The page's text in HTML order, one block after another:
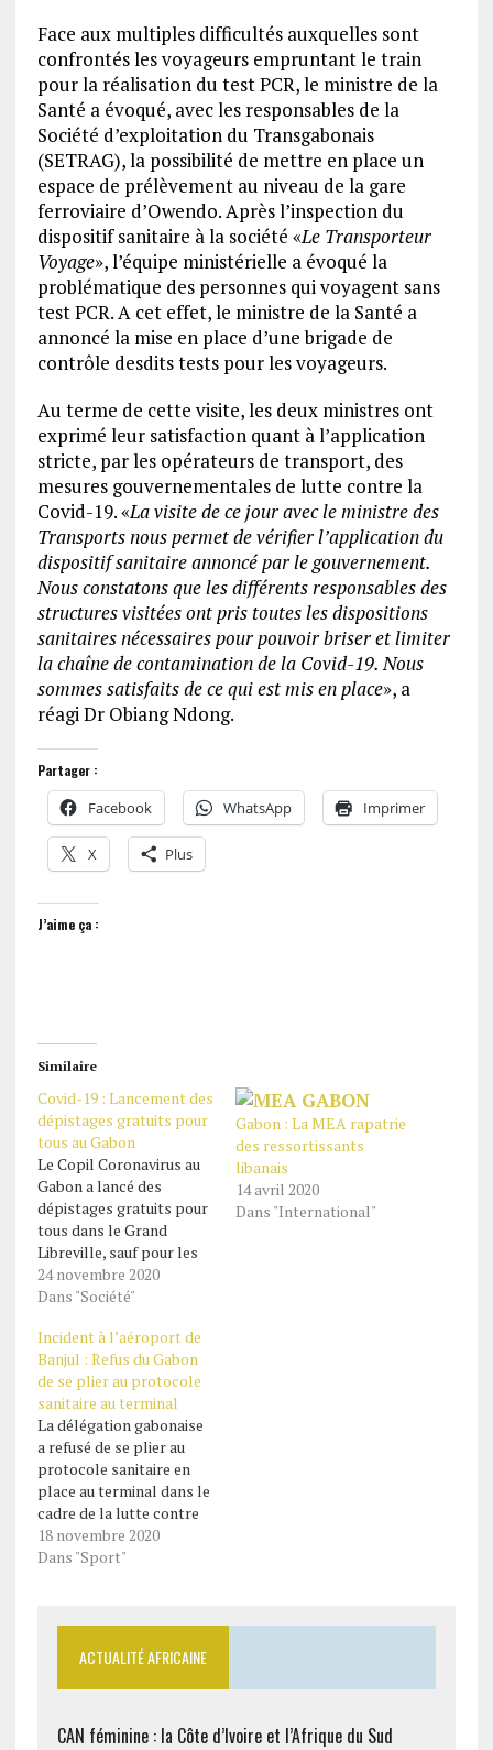
Face aux multiples difficultés auxquelles sont
confrontés les voyageurs empruntant le train
pour la réalisation du test PCR, le ministre de la
Santé a évoqué, avec les responsables de la
Société d’exploitation du Transgabonais
(SETRAG), la possibilité de mettre en place un
espace de prélèvement au niveau de la gare
ferroviaire d’Owendo. Après l’inspection du
dispositif sanitaire à la société «Le Transporteur
Voyage», l’équipe ministérielle a évoqué la
problématique des personnes qui voyagent sans
test PCR. A cet effet, le ministre de la Santé a
annoncé la mise en place d’une brigade de
contrôle desdits tests pour les voyageurs.
Au terme de cette visite, les deux ministres ont
exprimé leur satisfaction quant à l’application
stricte, par les opérateurs de transport, des
mesures gouvernementales de lutte contre la
Covid-19. «La visite de ce jour avec le ministre des
Transports nous permet de vérifier l’application du
dispositif sanitaire annoncé par le gouvernement.
Nous constatons que les différents responsables des
structures visitées ont pris toutes les dispositions
sanitaires nécessaires pour pouvoir briser et limiter
la chaîne de contamination de la Covid-19. Nous
sommes satisfaits de ce qui est mis en place», a
réagi Dr Obiang Ndong.
Partager :
Facebook WhatsApp Imprimer
X Plus
J’aime ça :
Similaire
Covid-19 : Lancement des
dépistages gratuits pour
tous au Gabon
Le Copil Coronavirus au
Gabon a lancé des
dépistages gratuits pour
tous dans le Grand
Libreville, sauf pour les
voyageurs qui doivent
payer les tarifs habituels
Comité de pilotage du
plan de veille et de
riposte contre l’épidémie
à Coronavirus au Gabon
(Copil) est en…
24 novembre 2020
Dans "Société"
Gabon : La MEA rapatrie
des ressortissants
libanais
14 avril 2020
Dans "International"
Incident à l’aéroport de
Banjul : Refus du Gabon
de se plier au protocole
sanitaire au terminal
La délégation gabonaise
a refusé de se plier au
protocole sanitaire en
place au terminal dans le
cadre de la lutte contre
le Covid-19, selon le
ministre gambien des
délégation gabonaise à
l’aéroport de Banjul,
Matar Ba a, dans un
communiqué publié…
18 novembre 2020
Dans "Sport"
ACTUALITÉ AFRICAINE
CAN féminine : la Côte d’Ivoire et l’Afrique du Sud